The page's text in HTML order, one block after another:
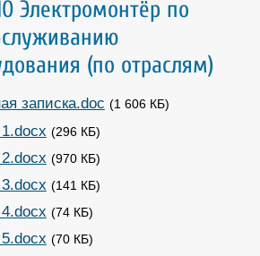
Электромонтёр по
(по отраслям)
записка.doc (1 606 КБ)
(296 КБ)
(970 КБ)
(141 КБ)
(74 КБ)
(70 КБ)